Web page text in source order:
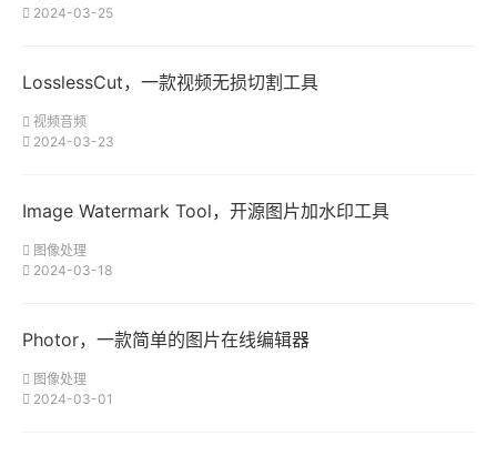
2024-03-25
LosslessCut，一款视频无损切割工具
视频音频
2024-03-23
Image Watermark Tool，开源图片加水印工具
图像处理
2024-03-18
Photor，一款简单的图片在线编辑器
图像处理
2024-03-01